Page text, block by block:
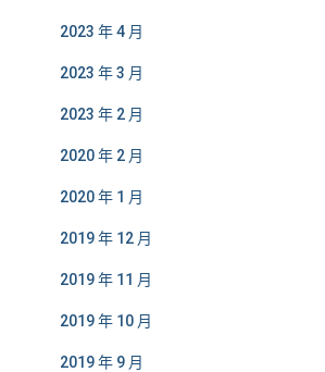
2023 年 4 月
2023 年 3 月
2023 年 2 月
2020 年 2 月
2020 年 1 月
2019 年 12 月
2019 年 11 月
2019 年 10 月
2019 年 9 月